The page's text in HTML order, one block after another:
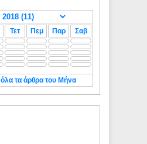
Τετ Πεμ Παρ Σαβ
τα άρθρα του Μήνα